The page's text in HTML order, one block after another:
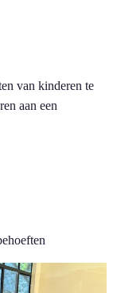
van kinderen te
aan een